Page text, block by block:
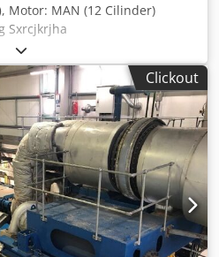
, Motor: MAN (12 Cilinder)
Sxrcjkrjha
Clickout